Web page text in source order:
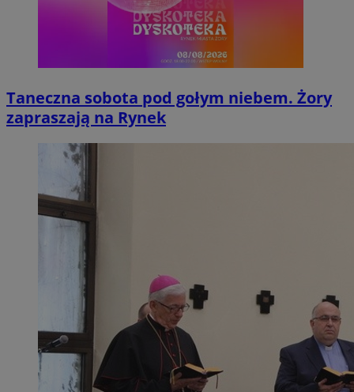
Taneczna sobota pod gołym niebem. Żory
zapraszają na Rynek